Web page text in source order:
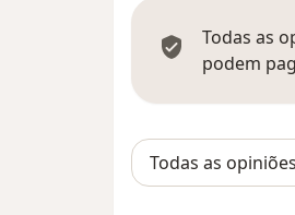
Todas as
podem